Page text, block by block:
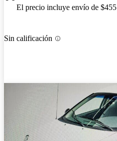
El precio incluye envío de $455
Sin calificación